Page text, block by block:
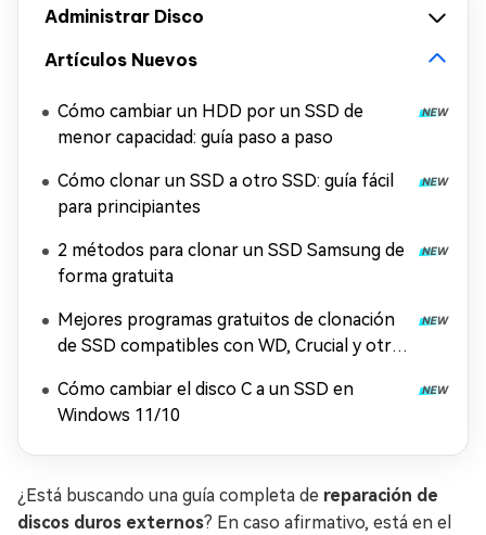
Administrar Disco
Artículos Nuevos
Cómo cambiar un HDD por un SSD de
menor capacidad: guía paso a paso
Cómo clonar un SSD a otro SSD: guía fácil
para principiantes
2 métodos para clonar un SSD Samsung de
forma gratuita
Mejores programas gratuitos de clonación
de SSD compatibles con WD, Crucial y otras
Cómo cambiar el disco C a un SSD en
Windows 11/10
¿Está buscando una guía completa de reparación de
discos duros externos? En caso afirmativo, está en el